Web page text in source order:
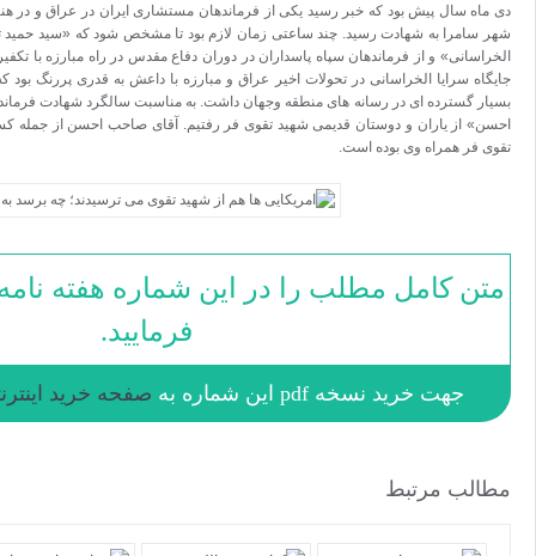
در نزدیکی
«سرایا
است. نقش و
فر بازتاب
آقای «صاحب
شهادت شهید